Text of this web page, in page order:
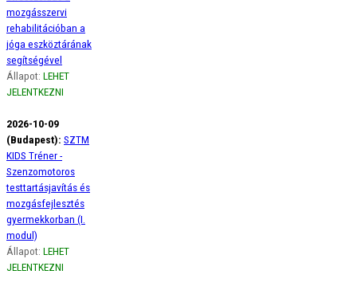
mozgásszervi
rehabilitációban a
jóga eszköztárának
segítségével
Állapot: LEHET
JELENTKEZNI
2026-10-09
(Budapest): SZTM
KIDS Tréner -
Szenzomotoros
testtartásjavítás és
mozgásfejlesztés
gyermekkorban (I.
modul)
Állapot: LEHET
JELENTKEZNI